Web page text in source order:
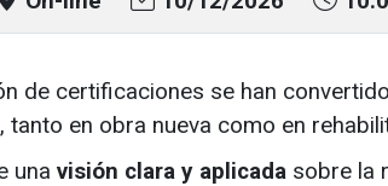
de certificaciones se han
en obra nueva como en
una visión clara y aplicada sobre la